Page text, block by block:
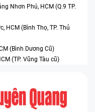
Nhơn Phú, HCM (Q.9 TP.
HCM (Bình Thọ, TP. Thủ
(Bình Dương Cũ)
(TP. Vũng Tàu cũ)